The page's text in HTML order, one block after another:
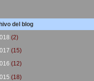
del blog
(2)
(15)
(12)
(18)